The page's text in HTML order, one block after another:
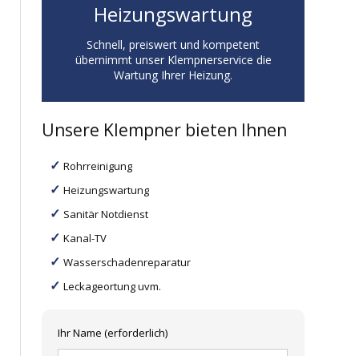
Heizungswartung
Schnell, preiswert und kompetent
übernimmt unser Klempnerservice die
Wartung Ihrer Heizung.
Unsere Klempner bieten Ihnen
Rohrreinigung
Heizungswartung
Sanitär Notdienst
Kanal-TV
Wasserschadenreparatur
Leckageortung uvm.
Ihr Name (erforderlich)